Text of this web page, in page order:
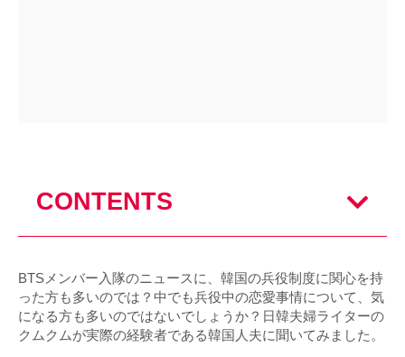
CONTENTS
BTSメンバー入隊のニュースに、韓国の兵役制度に関心を持
った方も多いのでは？中でも兵役中の恋愛事情について、気
になる方も多いのではないでしょうか？日韓夫婦ライターの
クムクムが実際の経験者である韓国人夫に聞いてみました。